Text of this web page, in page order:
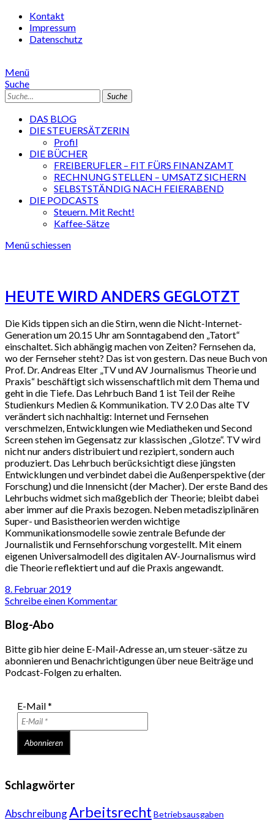
Kontakt
Impressum
Datenschutz
Menü
Suche
Suche
DAS BLOG
DIE STEUERSÄTZERIN
Profil
DIE BÜCHER
FREIBERUFLER – FIT FÜRS FINANZAMT
RECHNUNG STELLEN – UMSATZ SICHERN
SELBSTSTÄNDIG NACH FEIERABEND
DIE PODCASTS
Steuern. Mit Recht!
Kaffee-Sätze
Menü schiessen
HEUTE WIRD ANDERS GEGLOTZT
Die Kids tippen sich an die Stirn, wenn die Nicht-Internet-
Generation um 20.15 Uhr am Sonntagabend den „Tatort“
einschaltet. Sich abhängig machen von Zeiten? Fernsehen da,
wo der Fernseher steht? Das ist von gestern. Das neue Buch von
Prof. Dr. Andreas Elter „TV und AV Journalismus Theorie und
Praxis“ beschäftigt sich wissenschaftlich mit dem Thema und
geht in die Tiefe. Das Lehrbuch Band 1 ist Teil der Reihe
Studienkurs Medien & Kommunikation. TV 2.0 Das alte TV
verändert sich nachhaltig: Internet und Fernsehen
verschmelzen, Entwicklungen wie Mediatheken und Second
Screen stehen im Gegensatz zur klassischen „Glotze“. TV wird
nicht nur anders distribuiert und rezipiert, sondern auch
produziert. Das Lehrbuch berücksichtigt diese jüngsten
Entwicklungen und verbindet dabei die Außenperspektive (der
Forschung) und die Innensicht (der Macher). Der erste Band des
Lehrbuchs widmet sich maßgeblich der Theorie; bleibt dabei
aber immer auf die Praxis bezogen. Neben metadisziplinären
Super- und Basistheorien werden wichtige
Kommunikationsmodelle sowie zentrale Befunde der
Journalistik und Fernsehforschung vorgestellt. Mit einem
eigenen Universalmodell des digitalen AV-Journalismus wird
die Theorie reflektiert und auf die Praxis angewandt.
8. Februar 2019
Schreibe einen Kommentar
Blog-Abo
Bitte gib hier deine E-Mail-Adresse an, um steuer-sätze zu
abonnieren und Benachrichtigungen über neue Beiträge und
Podcast-Folgen zu erhalten.
E-Mail*
Schlagwörter
AbschreibungArbeitsrechtBetriebsausgaben